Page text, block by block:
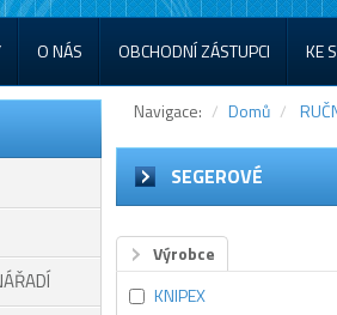
O NÁS OBCHODNÍ ZÁSTUPCI KE
Navigace: Domů
SEGEROVÉ
Výrobce
KNIPEX